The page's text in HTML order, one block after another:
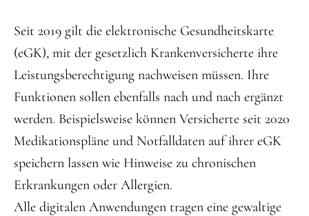
Seit 2019 gilt die elektronische Gesundheitskarte
(eGK), mit der gesetzlich Krankenversicherte ihre
Leistungsberechtigung nachweisen müssen. Ihre
Funktionen sollen ebenfalls nach und nach ergänzt
werden. Beispielsweise können Versicherte seit 2020
Medikationspläne und Notfalldaten auf ihrer eGK
speichern lassen wie Hinweise zu chronischen
Erkrankungen oder Allergien.
Alle digitalen Anwendungen tragen eine gewaltige